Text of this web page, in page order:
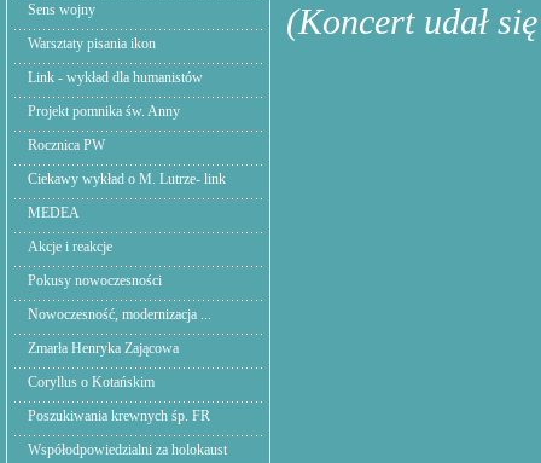
Sens wojny
Warsztaty pisania ikon
Link - wykład dla humanistów
Projekt pomnika św. Anny
Rocznica PW
Ciekawy wykład o M. Lutrze- link
MEDEA
Akcje i reakcje
Pokusy nowoczesności
Nowoczesność, modernizacja ...
Zmarła Henryka Zającowa
Coryllus o Kotańskim
Poszukiwania krewnych śp. FR
Współodpowiedzialni za holokaust
(Koncert udał